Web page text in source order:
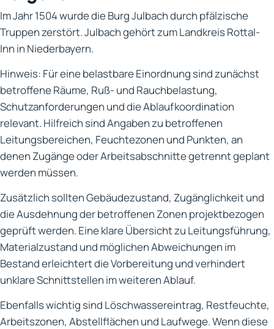
Im Jahr 1504 wurde die Burg Julbach durch pfälzische
Truppen zerstört. Julbach gehört zum Landkreis Rottal-
Inn in Niederbayern.
Hinweis: Für eine belastbare Einordnung sind zunächst
betroffene Räume, Ruß- und Rauchbelastung,
Schutzanforderungen und die Ablaufkoordination
relevant. Hilfreich sind Angaben zu betroffenen
Leitungsbereichen, Feuchtezonen und Punkten, an
denen Zugänge oder Arbeitsabschnitte getrennt geplant
werden müssen.
Zusätzlich sollten Gebäudezustand, Zugänglichkeit und
die Ausdehnung der betroffenen Zonen projektbezogen
geprüft werden. Eine klare Übersicht zu Leitungsführung,
Materialzustand und möglichen Abweichungen im
Bestand erleichtert die Vorbereitung und verhindert
unklare Schnittstellen im weiteren Ablauf.
Ebenfalls wichtig sind Löschwassereintrag, Restfeuchte,
Arbeitszonen, Abstellflächen und Laufwege. Wenn diese